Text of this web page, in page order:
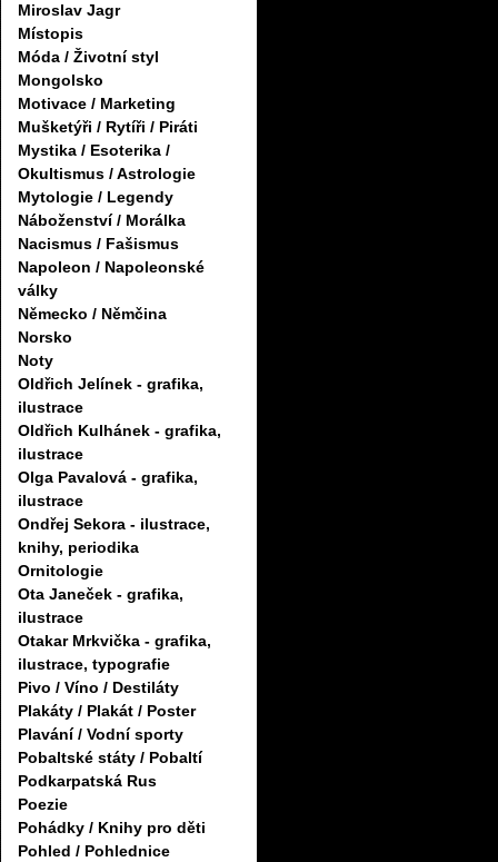
Miroslav Jagr
Místopis
Móda / Životní styl
Mongolsko
Motivace / Marketing
Mušketýři / Rytíři / Piráti
Mystika / Esoterika /
Okultismus / Astrologie
Mytologie / Legendy
Náboženství / Morálka
Nacismus / Fašismus
Napoleon / Napoleonské
války
Německo / Němčina
Norsko
Noty
Oldřich Jelínek - grafika,
ilustrace
Oldřich Kulhánek - grafika,
ilustrace
Olga Pavalová - grafika,
ilustrace
Ondřej Sekora - ilustrace,
knihy, periodika
Ornitologie
Ota Janeček - grafika,
ilustrace
Otakar Mrkvička - grafika,
ilustrace, typografie
Pivo / Víno / Destiláty
Plakáty / Plakát / Poster
Plavání / Vodní sporty
Pobaltské státy / Pobaltí
Podkarpatská Rus
Poezie
Pohádky / Knihy pro děti
Pohled / Pohlednice